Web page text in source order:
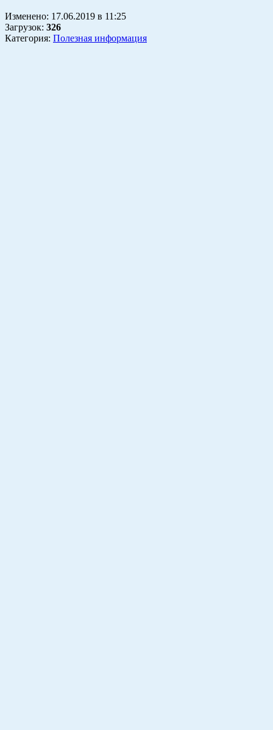
Изменено: 17.06.2019 в 11:25
Загрузок: 326
Категория: Полезная информация